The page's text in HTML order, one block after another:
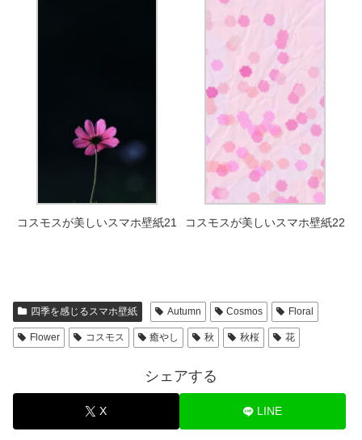
コスモスが美しいスマホ壁紙21 コスモスが美しいスマホ壁紙22
四季を感じるスマホ壁紙 Autumn Cosmos Floral
Flower コスモス 癒やし 秋 秋桜 花
シェアする
X LINE